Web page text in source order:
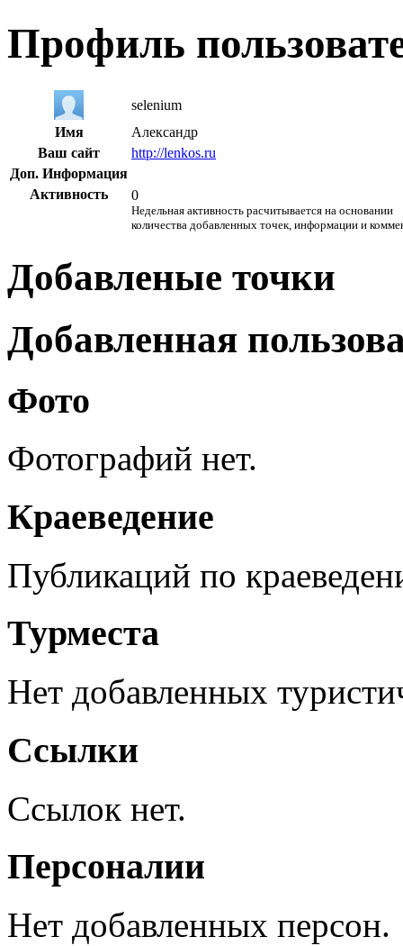
Профиль
selenium
Имя
Александр
Ваш сайт
http://lenkos.ru
Доп. Информация
Активность
0
Недельная активность расчитывается на основании
количества добавленных точек, информации и
Добавленые точки
Добавленная
Фото
Фотографий нет.
Краеведение
Публикаций по
Турместа
Нет добавленных
Ссылки
Ссылок нет.
Персоналии
Нет добавленных персон.